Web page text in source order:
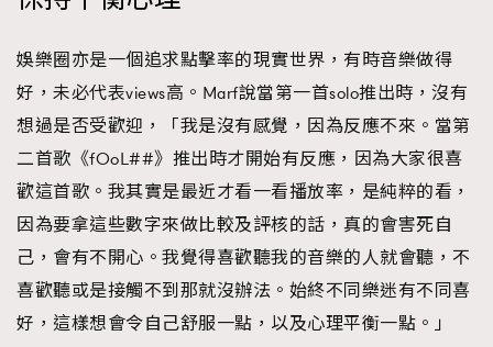
AFrenchMind
DressLikeAParisienne
EmpowerF
FashionWeek FigaroAesthetic
娛樂圈亦是一個追求點擊率的現實世界，有時音樂做得
好，未必代表views高。Marf說當第一首solo推出時，沒有
想過是否受歡迎，「我是沒有感覺，因為反應不來。當第
二首歌《fOoL##》推出時才開始有反應，因為大家很喜
歡這首歌。我其實是最近才看一看播放率，是純粹的看，
因為要拿這些數字來做比較及評核的話，真的會害死自
己，會有不開心。我覺得喜歡聽我的音樂的人就會聽，不
喜歡聽或是接觸不到那就沒辦法。始終不同樂迷有不同喜
好，這樣想會令自己舒服一點，以及心理平衡一點。」